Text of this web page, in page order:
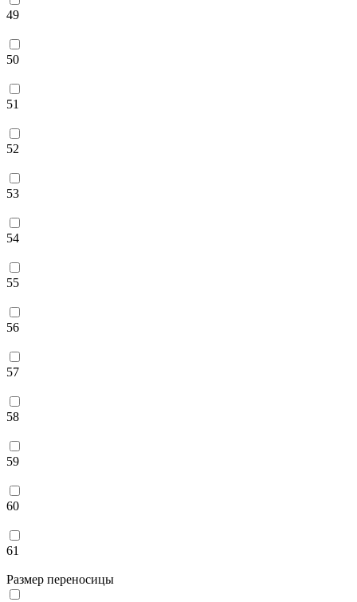
49
50
51
52
53
54
55
56
57
58
59
60
61
Размер переносицы